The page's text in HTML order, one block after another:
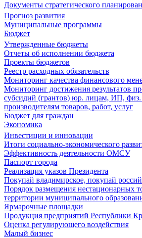
Документы стратегического
Прогноз развития
Муниципальные программы
Бюджет
Утвержденные бюджеты
Отчеты об исполнении бюджета
Проекты бюджетов
Реестр расходных обязательств
Мониторинг качества финансового
Мониторинг достижения результатов
субсидий (грантов) юр. лицам, ИП,
производителям товаров, работ, услуг
Бюджет для граждан
Экономика
Инвестиции и инновации
Итоги социально-экономического
Эффективность деятельности ОМСУ
Паспорт города
Реализация указов Президента
Покупай владимирское, покупай
Порядок размещения нестационарных
территории муниципального
Ярмарочные площадки
Продукция предприятий Республики
Оценка регулирующего воздействия
Малый бизнес